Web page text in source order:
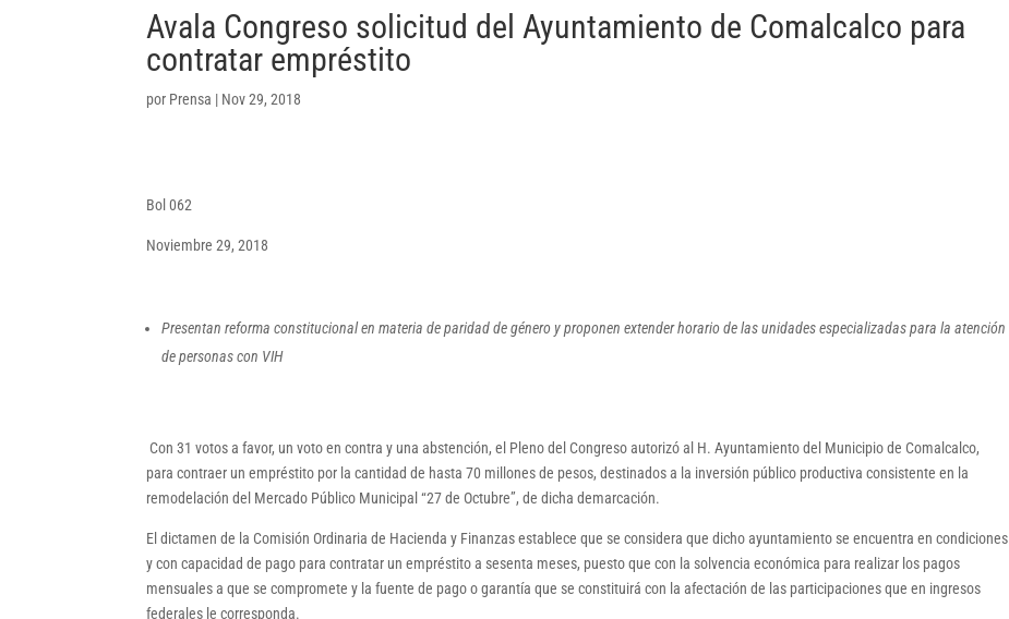
Avala Congreso solicitud del Ayuntamiento de Comalcalco para
contratar empréstito
por Prensa | Nov 29, 2018
Bol 062
Noviembre 29, 2018
Presentan reforma constitucional en materia de paridad de género y proponen extender horario de las unidades especializadas para la atención
de personas con VIH
Con 31 votos a favor, un voto en contra y una abstención, el Pleno del Congreso autorizó al H. Ayuntamiento del Municipio de Comalcalco,
para contraer un empréstito por la cantidad de hasta 70 millones de pesos, destinados a la inversión público productiva consistente en la
remodelación del Mercado Público Municipal “27 de Octubre”, de dicha demarcación.
El dictamen de la Comisión Ordinaria de Hacienda y Finanzas establece que se considera que dicho ayuntamiento se encuentra en condiciones
y con capacidad de pago para contratar un empréstito a sesenta meses, puesto que con la solvencia económica para realizar los pagos
mensuales a que se compromete y la fuente de pago o garantía que se constituirá con la afectación de las participaciones que en ingresos
federales le corresponda.